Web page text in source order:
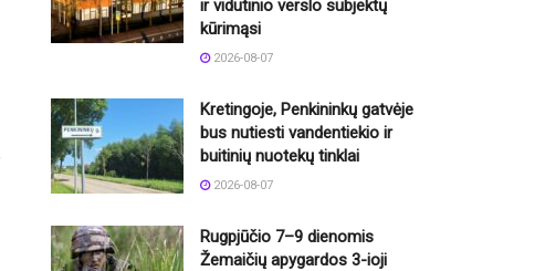
ir vidutinio verslo subjektų
kūrimąsi
2026-08-07
Kretingoje, Penkininkų gatvėje
bus nutiesti vandentiekio ir
buitinių nuotekų tinklai
2026-08-07
Rugpjūčio 7–9 dienomis
Žemaičių apygardos 3-ioji